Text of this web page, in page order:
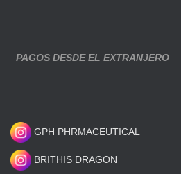
PAGOS DESDE EL EXTRANJERO
GPH PHRMACEUTICAL
BRITHIS DRAGON